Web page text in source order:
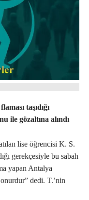
taşıdığı
ile gözaltına alındı
lise öğrencisi K. S.
gerekçesiyle bu sabah
yapan Antalya
dedi. T.’nin